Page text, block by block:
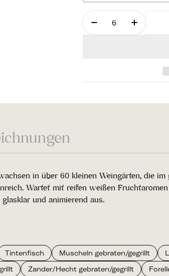
Menge
Menge fürMenge
in über 60 kleinen Weingärten, die
Wartet mit reifen weißen
und animierend aus.
Tintenfisch Muscheln gebraten/gegrillt
Zander/Hecht gebraten/gegrillt